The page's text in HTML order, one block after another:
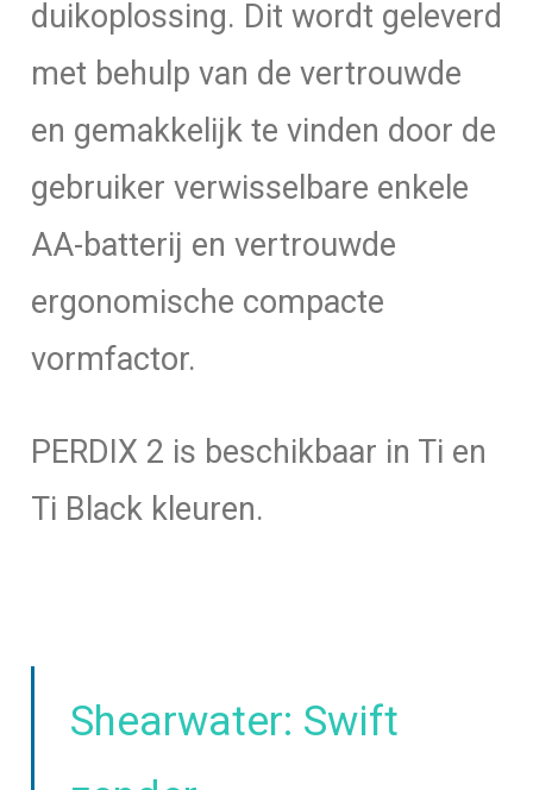
duikoplossing. Dit wordt geleverd
met behulp van de vertrouwde
en gemakkelijk te vinden door de
gebruiker verwisselbare enkele
AA-batterij en vertrouwde
ergonomische compacte
vormfactor.
PERDIX 2 is beschikbaar in Ti en
Ti Black kleuren.
Shearwater: Swift